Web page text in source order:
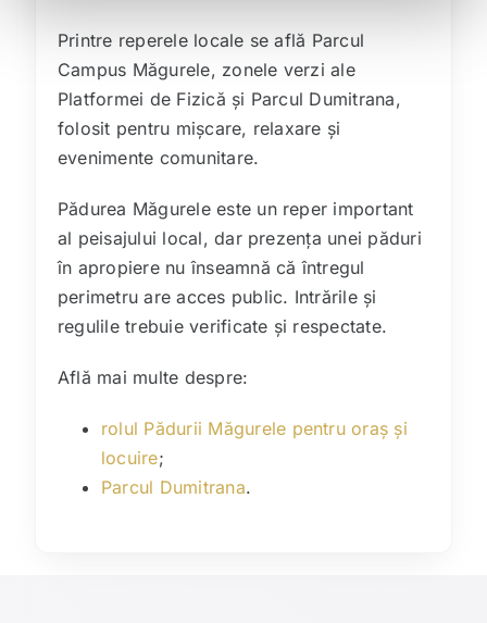
Printre reperele locale se află Parcul
Campus Măgurele, zonele verzi ale
Platformei de Fizică și Parcul Dumitrana,
folosit pentru mișcare, relaxare și
evenimente comunitare.
Pădurea Măgurele este un reper important
al peisajului local, dar prezența unei păduri
în apropiere nu înseamnă că întregul
perimetru are acces public. Intrările și
regulile trebuie verificate și respectate.
Află mai multe despre:
rolul Pădurii Măgurele pentru oraș și
locuire;
Parcul Dumitrana.